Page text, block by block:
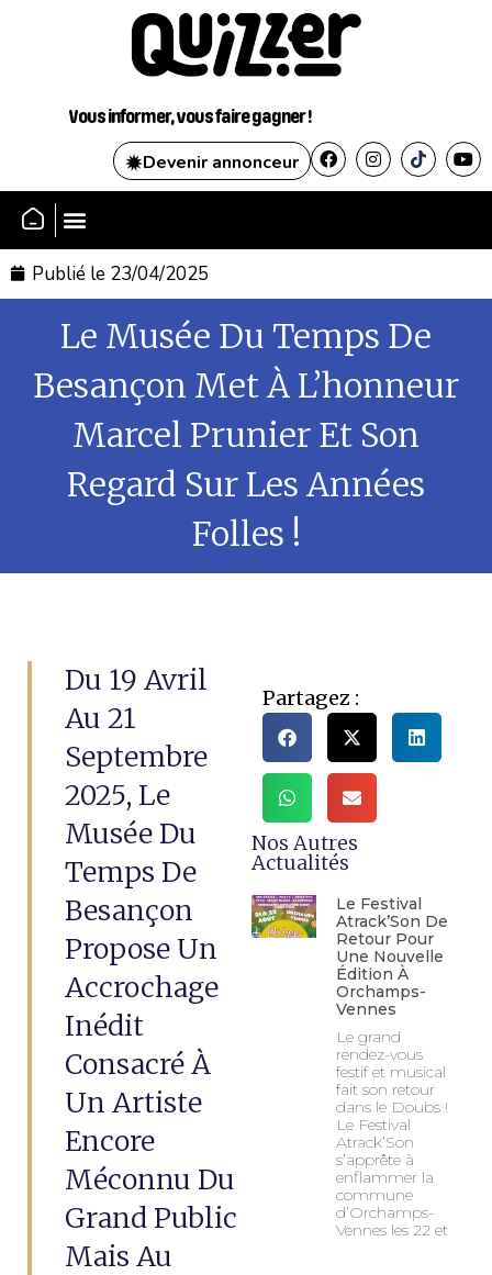
Vous informer, vous faire gagner !
Devenir annonceur
Publié le 23/04/2025
Le Musée Du Temps De
Besançon Met À L’honneur
Marcel Prunier Et Son
Regard Sur Les Années
Folles !
Du 19 Avril
Au 21
Septembre
2025, Le
Musée Du
Temps De
Besançon
Propose Un
Accrochage
Inédit
Consacré À
Un Artiste
Encore
Méconnu Du
Grand Public
Mais Au
Partagez :
Nos Autres
Actualités
Le Festival
Atrack’Son De
Retour Pour
Une Nouvelle
Édition À
Orchamps-
Vennes
Le grand
rendez-vous
festif et musical
fait son retour
dans le Doubs !
Le Festival
Atrack’Son
s’apprête à
enflammer la
commune
d’Orchamps-
Vennes les 22 et